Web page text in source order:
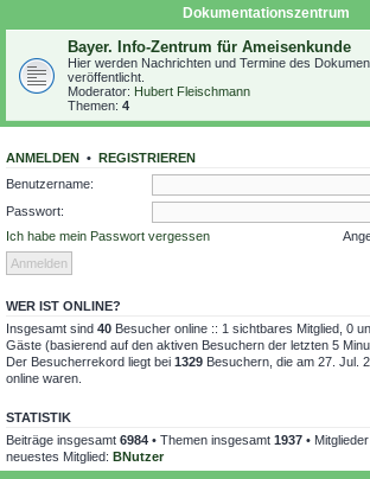
Dokumentationszentrum
Bayer. Info-Zentrum für Ameisenkunde
Hier werden Nachrichten und Termine des
veröffentlicht.
Moderator: Hubert Fleischmann
Themen: 4
ANMELDEN • REGISTRIEREN
Benutzername:
Passwort:
Ich habe mein Passwort vergessen
WER IST ONLINE?
Insgesamt sind 40 Besucher online :: 1 sichtbares Mitglied, 0
Gäste (basierend auf den aktiven Besuchern der letzten 5
Der Besucherrekord liegt bei 1329 Besuchern, die am 27. Jul.
online waren.
STATISTIK
Beiträge insgesamt 6984 • Themen insgesamt 1937 •
neuestes Mitglied: BNutzer